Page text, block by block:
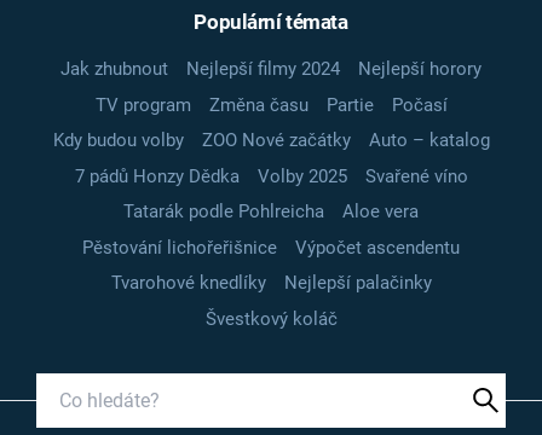
Populární témata
Jak zhubnout Nejlepší filmy 2024
Nejlepší horory
TV program
Změna času Partie
Počasí
Kdy budou volby
ZOO Nové začátky
Auto – katalog
7 pádů Honzy Dědka
Volby 2025
Svařené víno
Tatarák podle Pohlreicha
Aloe vera
Pěstování lichořeřišnice
Výpočet ascendentu
Tvarohové knedlíky
Nejlepší palačinky
Švestkový koláč